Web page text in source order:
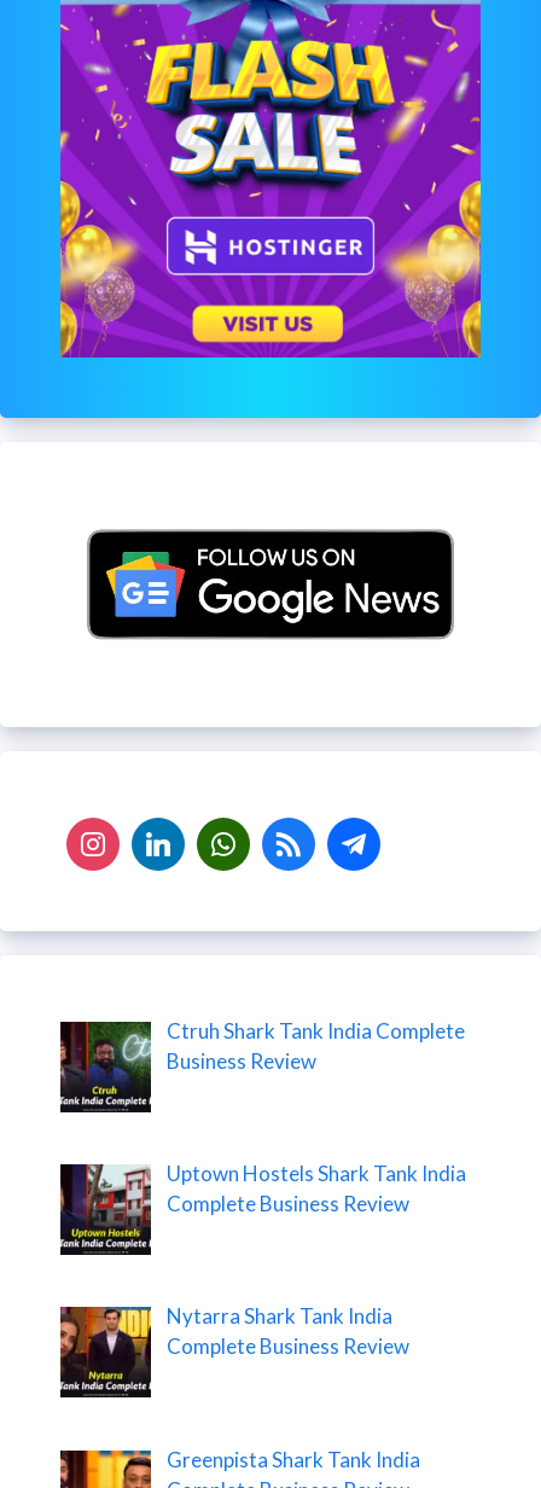
Ctruh Shark Tank India Complete
Business Review
Uptown Hostels Shark Tank India
Complete Business Review
Nytarra Shark Tank India
Complete Business Review
Greenpista Shark Tank India